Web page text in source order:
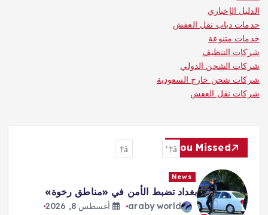
الدليل الإخباري
حدمات دباب نقل العفش
خدمات متنوعة
شركات التنظيف
شركات الشحن الدولي
شركات شحن خارج السعودية
شركات نقل العفش
You Missed
News
بغداد تضبط الأمن في «مناطق رخوة»
araby world
أغسطس 8, 2026